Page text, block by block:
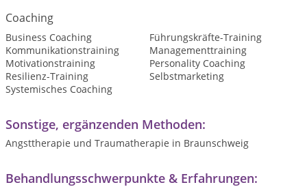
Coaching
Business Coaching
Führungskräfte-Training
Kommunikationstraining
Managementtraining
Motivationstraining
Personality Coaching
Resilienz-Training
Selbstmarketing
Systemisches Coaching
Sonstige, ergänzenden Methoden:
Angsttherapie und Traumatherapie in Braunschweig
Behandlungsschwerpunkte & Erfahrungen: